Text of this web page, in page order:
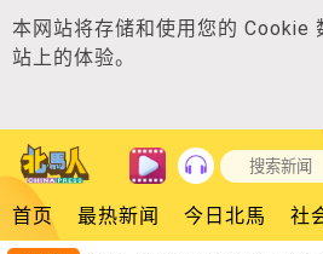
本网站将存储和使用您的 Cookie
站上的体验。
首页 最热新闻 今日北馬 社